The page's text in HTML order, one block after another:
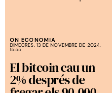
ON ECONOMIA
DIMECRES, 13 DE NOVEMBRE DE 2024.
15:55
El bitcoin cau un
2% després de